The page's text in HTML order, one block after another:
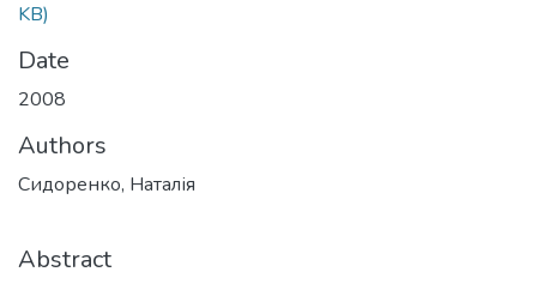
KB)
Date
2008
Authors
Сидоренко, Наталія
Abstract